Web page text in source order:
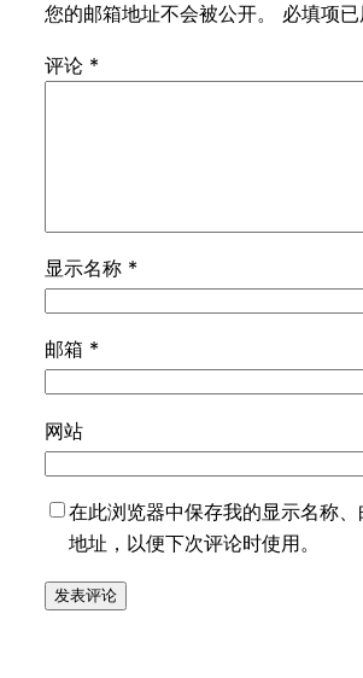
您的邮箱地址不会被公开。 必填项已
评论 *
显示名称 *
邮箱 *
网站
在此浏览器中保存我的显示名称
地址，以便下次评论时使用。